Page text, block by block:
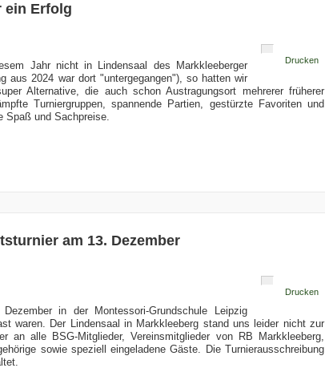
ein Erfolg
Drucken
Jahr nicht in Lindensaal des Markkleeberger
aus 2024 war dort "untergegangen"), so hatten wir
Alternative, die auch schon Austragungsort mehrerer früherer
Turniergruppen, spannende Partien, gestürzte Favoriten und
Spaß und Sachpreise.
am 13. Dezember
Drucken
in der Montessori-Grundschule Leipzig
waren. Der Lindensaal in Markkleeberg stand uns leider nicht zur
an alle BSG-Mitglieder, Vereinsmitglieder von RB Markkleeberg,
sowie speziell eingeladene Gäste. Die Turnierausschreibung